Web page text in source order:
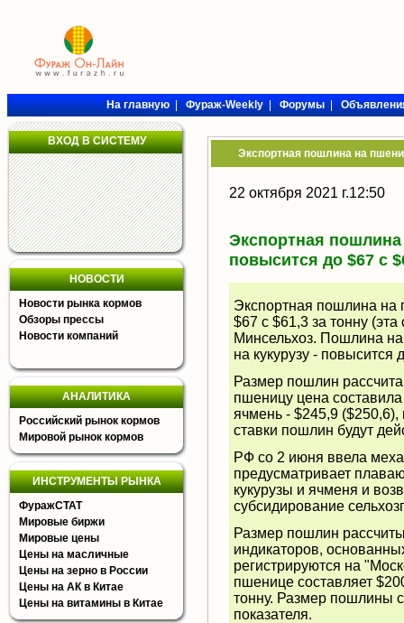
На главную|Фураж-Weekly|Форумы|
ВХОД В СИСТЕМУ
НОВОСТИ
Новости рынка кормов
Обзоры прессы
Новости компаний
АНАЛИТИКА
Российский рынок кормов
Мировой рынок кормов
ИНСТРУМЕНТЫ РЫНКА
ФуражСТАТ
Мировые биржи
Мировые цены
Цены на масличные
Цены на зерно в России
Цены на АК в Китае
Цены на витамины в Китае
Экспортная пошлина на
22 октября 2021 г.12:50
Экспортная
повысится до $67 с
Экспортная пошлина на
$67 с $61,3 за тонну
Минсельхоз. Пошлина на
на кукурузу - повысится
Размер пошлин
пшеницу цена
ячмень - $245,9 ($250,6),
ставки пошлин будут
РФ со 2 июня ввела
предусматривает
кукурузы и ячменя и
субсидирование
Размер пошлин
индикаторов,
регистрируются на
пшенице составляет
тонну. Размер пошлины
показателя.